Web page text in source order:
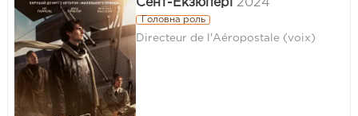
Сент-Екзюпері 2024
Головна роль
Directeur de l'Aéropostale (voix)